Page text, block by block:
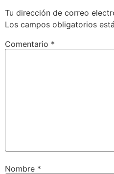
Tu dirección de correo
Los campos obligatorios
Comentario *
Nombre *